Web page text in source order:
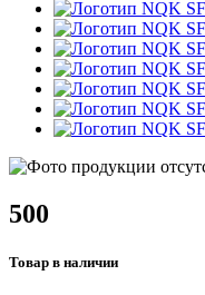
500
Товар в наличии